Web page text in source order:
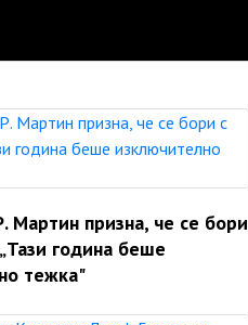
призна, че се бори
година беше
тежка"